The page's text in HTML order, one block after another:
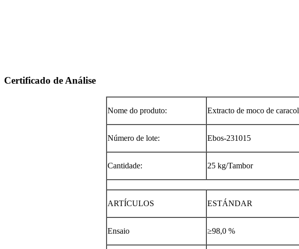
Certificado de Análise
Nome do produto: Extracto de moco de caracol
Número de lote: Ebos-231015
Cantidade: 25 kg/Tambor
ARTÍCULOS ESTÁNDAR
Ensaio ≥98,0 %